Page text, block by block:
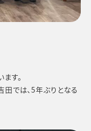
す。
田では、5年ぶりとなる